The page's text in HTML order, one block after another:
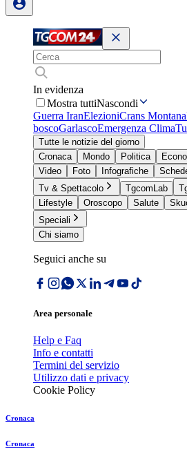
In evidenza
Mostra tuttiNascondi
Guerra IranElezioniCrans Montana
boscoGarlascoEmergenza Clima
Tutte le notizie del giorno
Cronaca
Mondo Politica
Video
Foto Infografiche
Tv & Spettacolo
TgcomLab
Lifestyle
Oroscopo Salute
Speciali
Chi siamo
Seguici anche su
Area personale
Help e Faq
Info e contatti
Termini del servizio
Utilizzo dati e privacy
Cookie Policy
Cronaca
Cronaca